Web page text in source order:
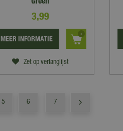
3,99
Zet op verlanglijst
MEER INFORMATIE
5 6 7